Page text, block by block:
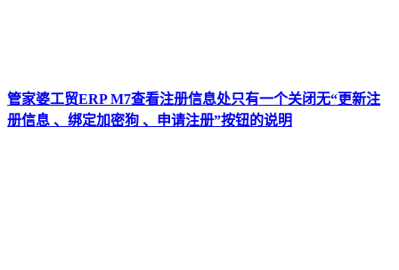
管家婆工贸ERP M7查看注册信息处只有一个关闭无“更新注
册信息 、绑定加密狗 、申请注册”按钮的说明